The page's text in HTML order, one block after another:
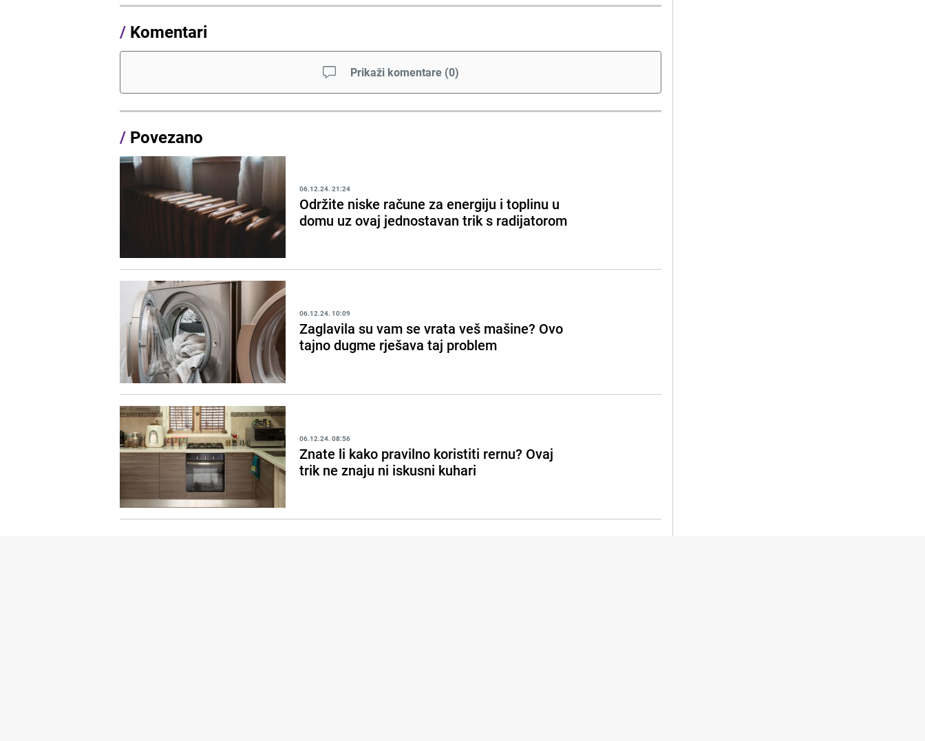
/ Komentari
Prikaži komentare (0)
/ Povezano
06.12.24. 21:24
Održite niske račune za energiju i toplinu u
domu uz ovaj jednostavan trik s radijatorom
06.12.24. 10:09
Zaglavila su vam se vrata veš mašine? Ovo
tajno dugme rješava taj problem
06.12.24. 08:56
Znate li kako pravilno koristiti rernu? Ovaj
trik ne znaju ni iskusni kuhari